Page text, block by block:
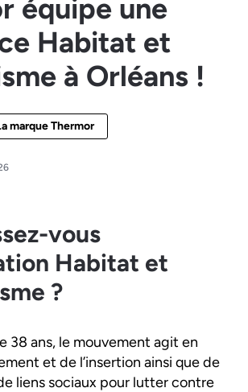
équipe une
Habitat et
à Orléans !
marque Thermor
vous
Habitat et
?
38 ans, le mouvement agit en
et de l’insertion ainsi que de
liens sociaux pour lutter contre